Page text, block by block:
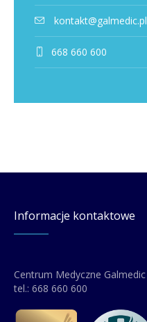
kontakt@galmedic.pl
668 660 600
Informacje kontaktowe
Centrum Medyczne Galmedic
tel.:668 660 600